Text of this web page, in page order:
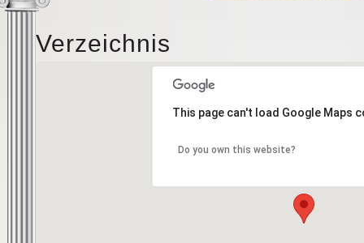
Verzeichnis
This page can't load Google Maps
Do you own this website?